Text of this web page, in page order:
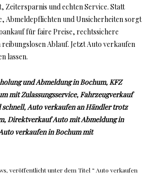
Zeitersparnis und echten Service. Statt
Abmeldepflichten und Unsicherheiten sorgt
für faire Preise, rechtssichere
Ablauf. Jetzt Auto verkaufen
lassen.
und Abmeldung in Bochum, KFZ
mit Zulassungsservice, Fahrzeugverkauf
schnell, Auto verkaufen an Händler trotz
Direktverkauf Auto mit Abmeldung in
verkaufen in Bochum mit
veröffentlicht unter dem Titel “ Auto verkaufen